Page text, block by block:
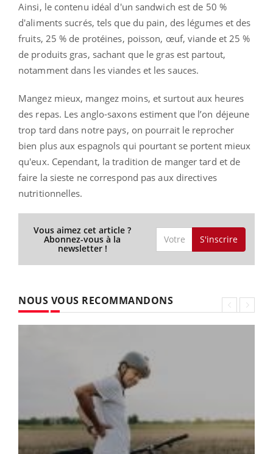
Ainsi, le contenu idéal d'un sandwich est de 50 %
d'aliments sucrés, tels que du pain, des légumes et des
fruits, 25 % de protéines, poisson, œuf, viande et 25 %
de produits gras, sachant que le gras est partout,
notamment dans les viandes et les sauces.
Mangez mieux, mangez moins, et surtout aux heures
des repas. Les anglo-saxons estiment que l’on déjeune
trop tard dans notre pays, on pourrait le reprocher
bien plus aux espagnols qui pourtant se portent mieux
qu'eux. Cependant, la tradition de manger tard et de
faire la sieste ne correspond pas aux directives
nutritionnelles.
Vous aimez cet article ?
Abonnez-vous à la
newsletter !
S'inscrire
NOUS VOUS RECOMMANDONS